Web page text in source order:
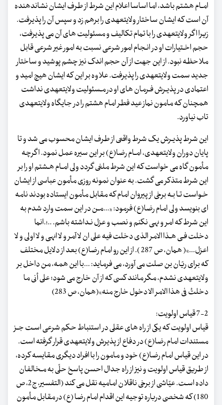
امـام هشتم باشد، اما اساسا اعلام این شرط از طرف ایشان نشاندهنده
آن است که ایشان ساختار ولایت‏عهدی را برهم زد و سپس آن را پذیرفت.
زیرا اگر ولایت‏عهدی را با تمام تکالیف و مسئولیت های آن می پذیرفت،
حجم اخـتیارات او در انـجام امور شرعی نسبت به امور غیر شرعی قابل
ملاحظه نبود. از این جهت از آن حجم اندک نیز چشم پوشید و ساختار
جدید سمت ولایت‏عهدی را پذیرفت. علاوه بر این که ایشان هیچ امید و
اعتمادی در پذیـرش فـرمان های او در مـسئولیت ولایت‏عهدی نداشت
همچنان که مامون نماز عید فطر امام هشتم را در جایگاه ولایت‏عهدی
تاب نیاورد.
این شرط پذیـرش یک شرط واقعی از طرف ایشان محسوب می شد و تا
پایان دوران ولایت‏عهدی، امـام رضا(ع) بر این سیره عمل نمود. اگرچه
مأمون گاه می خواست که این شرط ملغی گردد ولی امـام هـشتم او را بر
این شرط متذکر می گشت. به عنوان نمونه روزی مأمون عباسی از ایشان
خـواست تـا بـه برخی از پیروان امام که مقابل مأمون ایستاده بودند نامه
ای بنویسد ولی امام رضا(ع) فرمود: «...مـن در این سمت وارد شدم به
این شرط که امر و نهی نکنم و نصب و عزل نـداشته باشم. ..؛.انما
دخلت فـی هـذا الامر الذی دخلت فیه علی ان لا آمر و لا انهی و لا اولی و لا
اعزل...»( همان، ص 287 ). از این رو امام رضا(ع) بعد از دلایل مختلف
که برای ریّان بن صلت می آورد، می فرماید: ...با این همه، من داخل بر
ولایت‏عهدی نشدم، مگر مانند کسی که از آن خارج می شود؛ علی أنی ما
دخلتُ فی هذا الامر الا دخول خارج منه»(همان، ص 283)
7-2 قیاس اولویت:
قیاس اولویت که یکی از راه های عقلی در استنباط حکم شرعی اسـت جـز
مستندات امام رضا(ع) در دفاع از پذیرش ولایت‏عهدی قرار گرفته است.
در این قیاس امام رضا(ع) خود و مامون را با افراد دیگری مقایسه کرده،
از طریق قیاس اولویت و نیز از راه جدال احسن پاسخ حلّی به مـخالفان
داده اسـت. عیّاشی از برخی ناقلان امامیه نقل می کند (التفسیر، ج2، ص
180) که شخصی درباره توجیه این اقدام امام رضا (ع) در مقابل مأمون